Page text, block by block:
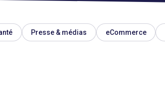
Presse & médias eCommerce